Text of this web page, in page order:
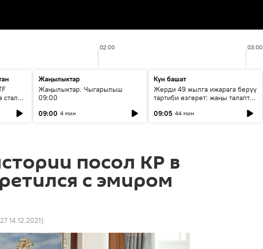
02:00 03:00
стала
Жаңылыктар
Жаңылыктар. Чыгарылыш
09:00
09:00 4 мин
Күн башат
Жерди 49 жылга ижарага берүү
тартиби өзгөрөт: жаңы талаптар
09:05 44 мин
посол КР в
с эмиром
14.12.2021)